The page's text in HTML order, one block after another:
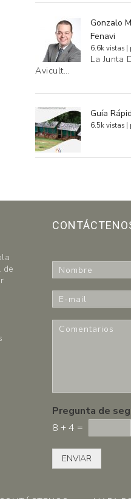
Gonzalo
Fenavi
6.6k vistas
La Junta
Avicult…
Guía
6.5k vistas
de
o
m
-
m
r
i
o
s
Pregunta de
8 +4 =
ENVIAR